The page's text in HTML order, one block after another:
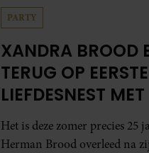
PARTY
XANDRA BROOD
TERUG OP EERSTE
LIEFDESNEST
BROOD: “HIER IS
GEBOREN”
Het is deze zomer precies 25
Herman Brood overleed na